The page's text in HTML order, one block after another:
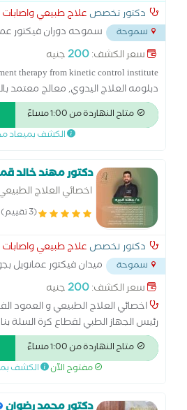
دكتور تخصص علاج طبيعي
سموحة سموحه دوران فيكتور
سعر الكشف:200جنيه
therapy from kinetic control institute
دبلومه العلاج اليدوي, معالج معتمد
معتمد من معهد موليجان
الفقري, علاج إصابات الأعصاب والشلل
متاح النهاردة من 1:00 مساءً
الكشف بميعاد
دكتور مهند خالد
اخصائي العلاج
(3 تقييم)
دكتور تخصص علاج طبيعي
سموحة ميدان فيكتور عمانويل
سعر الكشف:200جنيه
اخصائي العلاج الطبيعي و العمود
رئيس الجهاز الطبي لقطاع كرة السلة
بالعلاج اليدوي ـ جامعة شيفيلد
مؤسسة موليجان - نيوزلاندا دبلومة
واصابات الملاعب معالج معتمد بالابر
للمفاصل و العظام - مؤسسة omta بريطانيا
متاح النهاردة من 1:00 مساءً
مفتوح الآن الكشف